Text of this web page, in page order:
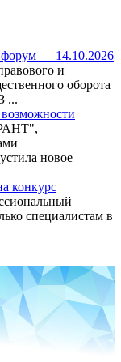
— 14.10.2026
и
оборота
...
новое
конкурс
специалистам в